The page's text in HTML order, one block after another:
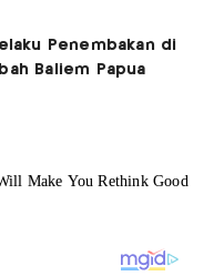
Penembakan di
Baliem Papua